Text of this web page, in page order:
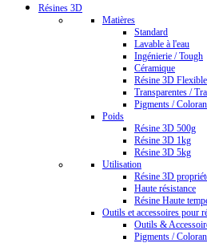
Résines 3D
Matières
Standard
Lavable à l'eau
Ingénierie / Tough
Céramique
Résine 3D Flexible
Transparentes /
Pigments /
Poids
Résine 3D 500g
Résine 3D 1kg
Résine 3D 5kg
Utilisation
Résine 3D
Haute résistance
Résine Haute
Outils et accessoires pour
Outils &
Pigments /